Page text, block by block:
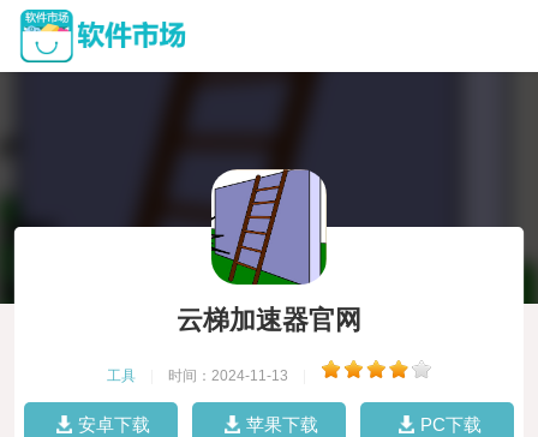
云梯加速器官网
工具 时间：2024-11-13
安卓下载 苹果下载 PC下载